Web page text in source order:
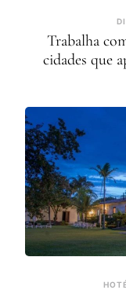
Trabalha
cidades que